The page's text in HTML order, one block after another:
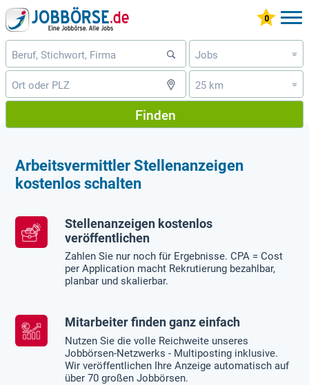
Jobs »
25 km »
Finden
Arbeitsvermittler Stellenanzeigen
kostenlos schalten
Stellenanzeigen kostenlos
veröffentlichen
Zahlen Sie nur noch für Ergebnisse. CPA = Cost
per Application macht Rekrutierung bezahlbar,
planbar und skalierbar.
Mitarbeiter finden ganz einfach
Nutzen Sie die volle Reichweite unseres
Jobbörsen-Netzwerks - Multiposting inklusive.
Wir veröffentlichen Ihre Anzeige automatisch auf
über 70 großen Jobbörsen.